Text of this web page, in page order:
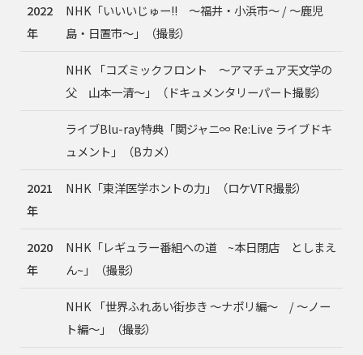
2022
年
NHK「いいいじゅー!! 〜福井・小浜市〜 / 〜鹿児
島・日置市〜」（撮影）
NHK 「コズミックフロント 〜アマチュア天文学の
父 山本一清〜」（ドキュメンタリーパート撮影）
ライブBlu-ray特典「関ジャニ∞ Re:Live ライブドキ
ュメント」（Bカメ）
2021
年
NHK「東洋医学ホントの力」（ロケVTR撮影）
2020
年
NHK「レギュラー番組への道 ~本日閉店 としまえ
ん~」（撮影）
NHK 「世界ふれあい街歩き 〜ナポリ編〜 / 〜ノー
ト編〜」（撮影）